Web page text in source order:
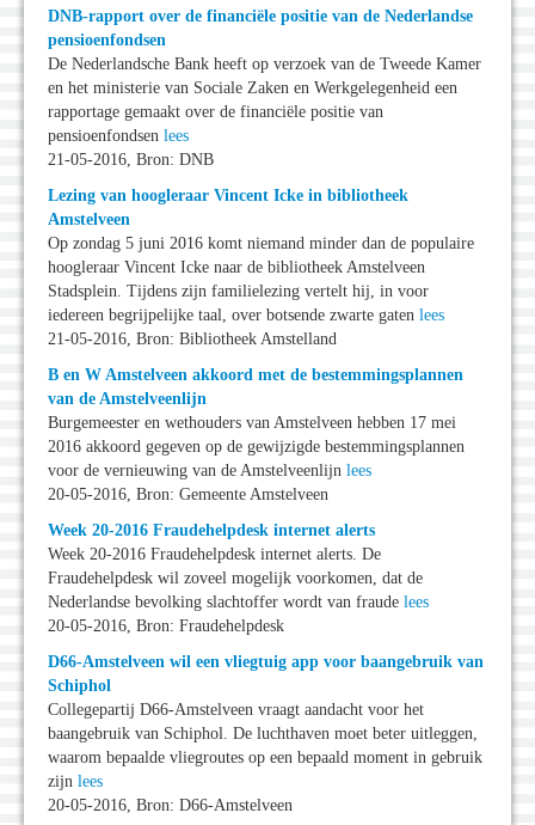
DNB-rapport over de financiële positie van de Nederlandse
pensioenfondsen
De Nederlandsche Bank heeft op verzoek van de Tweede Kamer
en het ministerie van Sociale Zaken en Werkgelegenheid een
rapportage gemaakt over de financiële positie van
pensioenfondsen lees
21-05-2016, Bron: DNB
Lezing van hoogleraar Vincent Icke in bibliotheek
Amstelveen
Op zondag 5 juni 2016 komt niemand minder dan de populaire
hoogleraar Vincent Icke naar de bibliotheek Amstelveen
Stadsplein. Tijdens zijn familielezing vertelt hij, in voor
iedereen begrijpelijke taal, over botsende zwarte gaten lees
21-05-2016, Bron: Bibliotheek Amstelland
B en W Amstelveen akkoord met de bestemmingsplannen
van de Amstelveenlijn
Burgemeester en wethouders van Amstelveen hebben 17 mei
2016 akkoord gegeven op de gewijzigde bestemmingsplannen
voor de vernieuwing van de Amstelveenlijn lees
20-05-2016, Bron: Gemeente Amstelveen
Week 20-2016 Fraudehelpdesk internet alerts
Week 20-2016 Fraudehelpdesk internet alerts. De
Fraudehelpdesk wil zoveel mogelijk voorkomen, dat de
Nederlandse bevolking slachtoffer wordt van fraude lees
20-05-2016, Bron: Fraudehelpdesk
D66-Amstelveen wil een vliegtuig app voor baangebruik van
Schiphol
Collegepartij D66-Amstelveen vraagt aandacht voor het
baangebruik van Schiphol. De luchthaven moet beter uitleggen,
waarom bepaalde vliegroutes op een bepaald moment in gebruik
zijn lees
20-05-2016, Bron: D66-Amstelveen